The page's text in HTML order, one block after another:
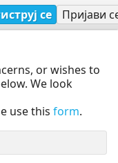
се Пријави
or wishes to
We look
use this form.